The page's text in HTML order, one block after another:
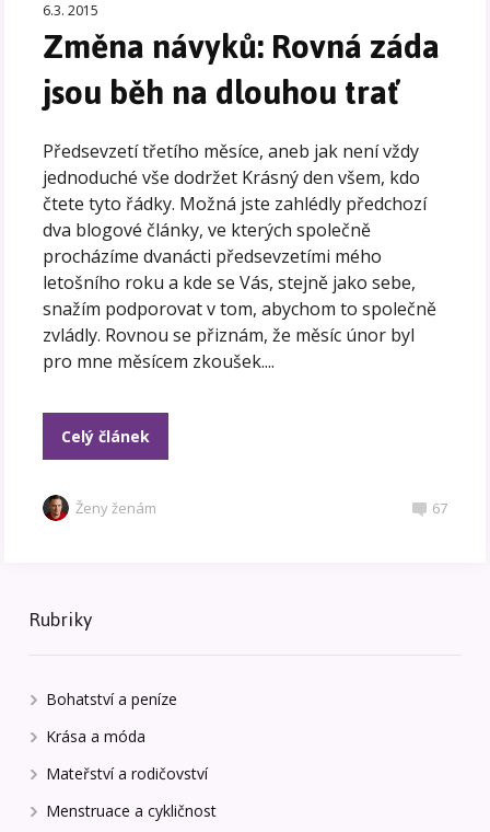
6.3. 2015
Změna návyků: Rovná záda
jsou běh na dlouhou trať
Předsevzetí třetího měsíce, aneb jak není vždy
jednoduché vše dodržet Krásný den všem, kdo
čtete tyto řádky. Možná jste zahlédly předchozí
dva blogové články, ve kterých společně
procházíme dvanácti předsevzetími mého
letošního roku a kde se Vás, stejně jako sebe,
snažím podporovat v tom, abychom to společně
zvládly. Rovnou se přiznám, že měsíc únor byl
pro mne měsícem zkoušek....
Celý článek
Ženy ženám 67
Rubriky
Bohatství a peníze
Krása a móda
Mateřství a rodičovství
Menstruace a cykličnost